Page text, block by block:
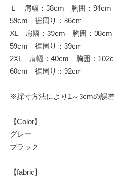
Ｌ 肩幅：38cm 胸囲：
59cm 裾周り：86cm
XL 肩幅：39cm 胸囲：
59cm 裾周り：89cm
2XL 肩幅：40cm 胸囲：
60cm 裾周り：92cm
※採寸方法により1～3cmの誤
【Color】
グレー
ブラック
【fabric】